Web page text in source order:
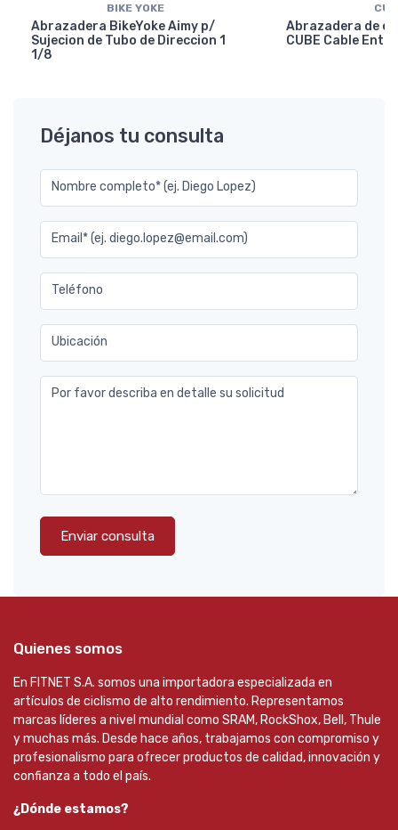
BIKE YOKE
Abrazadera BikeYoke Aimy p/
Sujecion de Tubo de Direccion 1
1/8
Abrazadera de
CUBE Cable
Déjanos tu consulta
Nombre completo* (ej. Diego Lopez)
Email* (ej. diego.lopez@email.com)
Teléfono
Ubicación
Por favor describa en detalle su solicitud
Enviar consulta
Quienes somos
En FITNET S.A. somos una importadora especializada en
artículos de ciclismo de alto rendimiento. Representamos
marcas líderes a nivel mundial como SRAM, RockShox, Bell, Thule
y muchas más. Desde hace años, trabajamos con compromiso y
profesionalismo para ofrecer productos de calidad, innovación y
confianza a todo el país.
¿Dónde estamos?